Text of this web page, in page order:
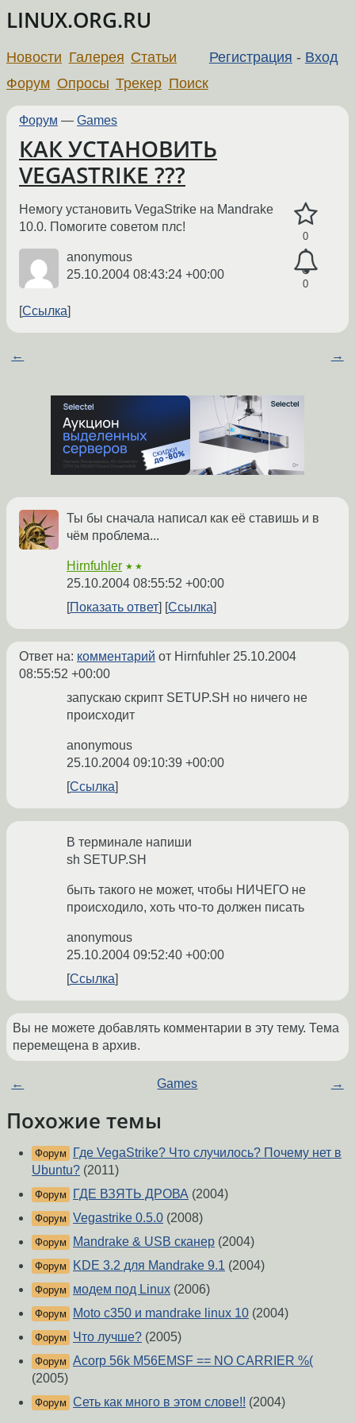
LINUX.ORG.RU
Регистрация - Вход
Новости Галерея Статьи
Форум Опросы Трекер Поиск
Форум — Games
КАК УСТАНОВИТЬ
VEGASTRIKE ???
0
0
Немогу установить VegaStrike на Mandrake
10.0. Помогите советом плс!
anonymous
25.10.2004 08:43:24 +00:00
Ссылка
← →
Ты бы сначала написал как её ставишь и в
чём проблема...
Hirnfuhler ★★
25.10.2004 08:55:52 +00:00
Показать ответ
Ссылка
Ответ на: комментарий от Hirnfuhler 25.10.2004
08:55:52 +00:00
запускаю скрипт SETUP.SH но ничего не
происходит
anonymous
25.10.2004 09:10:39 +00:00
Ссылка
В терминале напиши
sh SETUP.SH
быть такого не может, чтобы НИЧЕГО не
происходило, хоть что-то должен писать
anonymous
25.10.2004 09:52:40 +00:00
Ссылка
Вы не можете добавлять комментарии в эту тему. Тема
перемещена в архив.
← Games →
Похожие темы
Форум
Где VegaStrike? Что случилось? Почему нет в
Ubuntu? (2011)
Форум ГДЕ ВЗЯТЬ ДРОВА (2004)
Форум Vegastrike 0.5.0 (2008)
Форум Mandrake & USB сканер (2004)
Форум KDE 3.2 для Mandrake 9.1 (2004)
Форум модем под Linux (2006)
Форум Moto c350 и mandrake linux 10 (2004)
Форум Что лучше? (2005)
Форум Acorp 56k M56EMSF == NO CARRIER %(
(2005)
Форум Сеть как много в этом слове!! (2004)